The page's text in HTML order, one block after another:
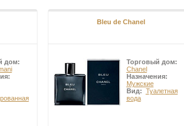
дом:
Bleu de Chanel
Торговый дом:
Chanel
Назначения:
Мужские
Вид: Туалетная
вода